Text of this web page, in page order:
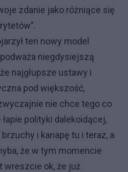
zdanie jako różniące się
ten nowy model
niegdysiejszą
najgłupsze ustawy i
pod większość,
nie chce tego co
polityki dalekoidącej,
i kanapę tu i teraz, a
że w tym momencie
wreszcie ok, że już